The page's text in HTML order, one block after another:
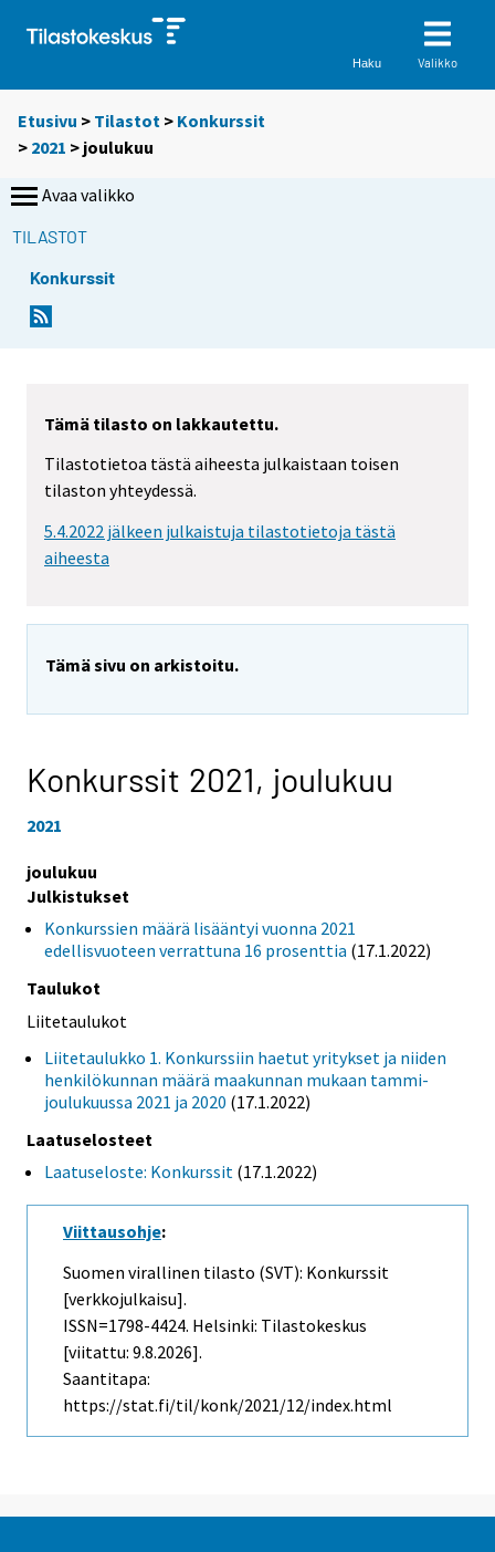
Haku Valikko
Etusivu > Tilastot > Konkurssit
> 2021 > joulukuu
Avaa valikko
TILASTOT
Konkurssit
Tämä tilasto on lakkautettu.
Tilastotietoa tästä aiheesta julkaistaan toisen
tilaston yhteydessä.
5.4.2022 jälkeen julkaistuja tilastotietoja tästä
aiheesta
Tämä sivu on arkistoitu.
Konkurssit 2021, joulukuu
2021
joulukuu
Julkistukset
Konkurssien määrä lisääntyi vuonna 2021
edellisvuoteen verrattuna 16 prosenttia (17.1.2022)
Taulukot
Liitetaulukot
Liitetaulukko 1. Konkurssiin haetut yritykset ja niiden
henkilökunnan määrä maakunnan mukaan tammi-
joulukuussa 2021 ja 2020 (17.1.2022)
Laatuselosteet
Laatuseloste: Konkurssit (17.1.2022)
Viittausohje:
Suomen virallinen tilasto (SVT): Konkurssit
[verkkojulkaisu].
ISSN=1798-4424. Helsinki: Tilastokeskus
[viitattu: 9.8.2026].
Saantitapa:
https://stat.fi/til/konk/2021/12/index.html